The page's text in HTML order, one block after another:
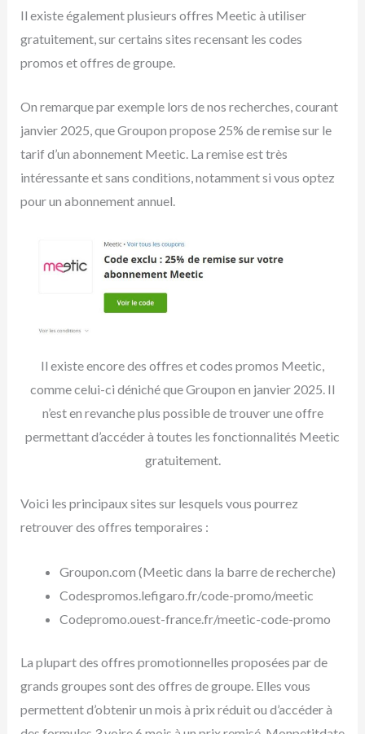
Il existe également plusieurs offres Meetic à utiliser
gratuitement, sur certains sites recensant les codes
promos et offres de groupe.
On remarque par exemple lors de nos recherches, courant
janvier 2025, que Groupon propose 25% de remise sur le
tarif d’un abonnement Meetic. La remise est très
intéressante et sans conditions, notamment si vous optez
pour un abonnement annuel.
Il existe encore des offres et codes promos Meetic,
comme celui-ci déniché que Groupon en janvier 2025. Il
n’est en revanche plus possible de trouver une offre
permettant d’accéder à toutes les fonctionnalités Meetic
gratuitement.
Voici les principaux sites sur lesquels vous pourrez
retrouver des offres temporaires :
Groupon.com (Meetic dans la barre de recherche)
Codespromos.lefigaro.fr/code-promo/meetic
Codepromo.ouest-france.fr/meetic-code-promo
La plupart des offres promotionnelles proposées par de
grands groupes sont des offres de groupe. Elles vous
permettent d’obtenir un mois à prix réduit ou d’accéder à